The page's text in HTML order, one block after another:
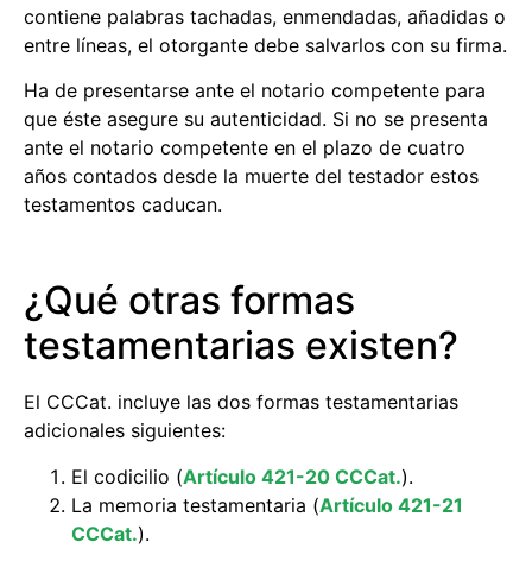
contiene palabras tachadas, enmendadas, añadidas o
entre líneas, el otorgante debe salvarlos con su firma.
Ha de presentarse ante el notario competente para
que éste asegure su autenticidad. Si no se presenta
ante el notario competente en el plazo de cuatro
años contados desde la muerte del testador estos
testamentos caducan.
¿Qué otras formas
testamentarias existen?
El CCCat. incluye las dos formas testamentarias
adicionales siguientes:
El codicilio (Artículo 421-20 CCCat.).
La memoria testamentaria (Artículo 421-21
CCCat.).